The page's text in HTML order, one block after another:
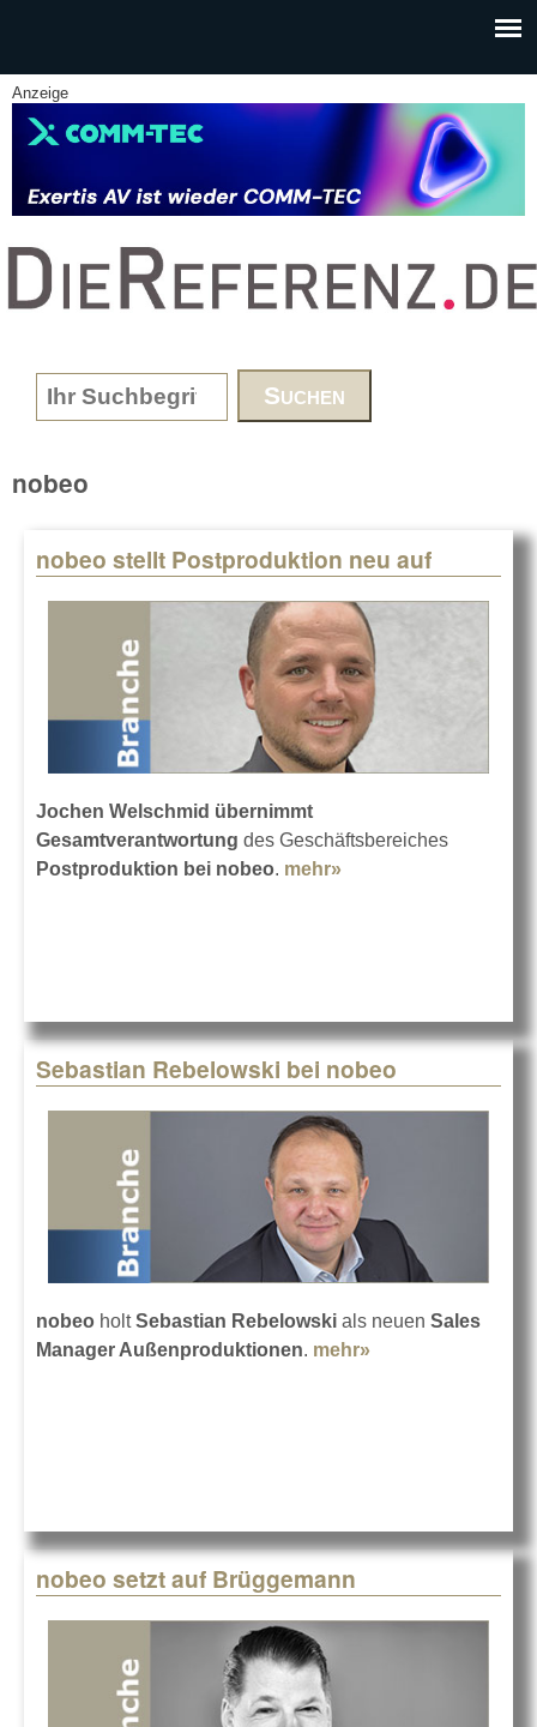
Anzeige
www.DieReferenz.de
Search form
nobeo
nobeo stellt Postproduktion neu auf
Jochen Welschmid übernimmt
Gesamtverantwortung des Geschäftsbereiches
Postproduktion bei nobeo. mehr»
Sebastian Rebelowski bei nobeo
nobeo holtSebastian Rebelowski als neuen Sales
Manager Außenproduktionen. mehr»
nobeo setzt auf Brüggemann